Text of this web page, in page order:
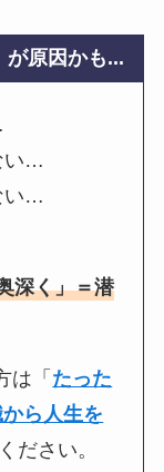
が原因かも...
い…
い…
深く」＝潜
は「 たった
ら人生を
ださい。